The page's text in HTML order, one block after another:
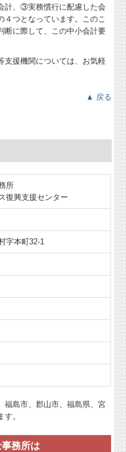
所
復興支援センター
字本町32-1
福島市、郡山市、福島県、宮
。
務所は
計、③実務慣行に配慮した会
つとなっています。このこ
断に際して、この中小会計要
支援機関については、お気軽
▲ 戻る